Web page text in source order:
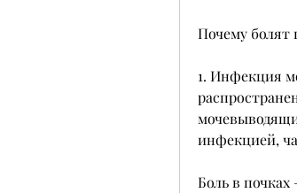
Почему
1. Инфекция
инфекцией,
Боль в